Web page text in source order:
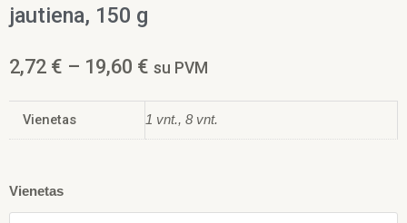
jautiena, 150 g
2,72 € – 19,60 € Price
2,72 €
through
19,60 €
su PVM
Vienetas 1 vnt., 8 vnt.
Vienetas
produkto